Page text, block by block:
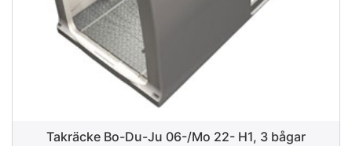
Takräcke Bo-Du-Ju 06-/Mo 22- H1, 3 bågar